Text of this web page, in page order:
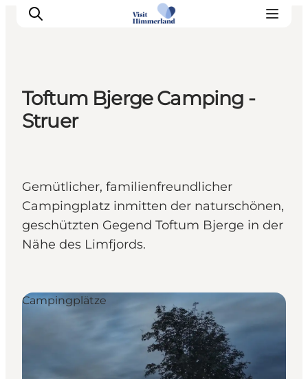
Erlebnisse
Reiseplanung
Praktische Informationen
Toftum Bjerge Camping -
Struer
Gemütlicher, familienfreundlicher
Campingplatz inmitten der naturschönen,
geschützten Gegend Toftum Bjerge in der
Nähe des Limfjords.
Campingplätze